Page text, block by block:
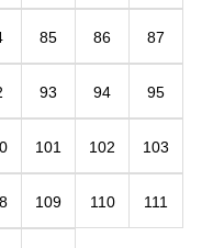
85 86 87
93 94 95
101 102 103
109 110 111